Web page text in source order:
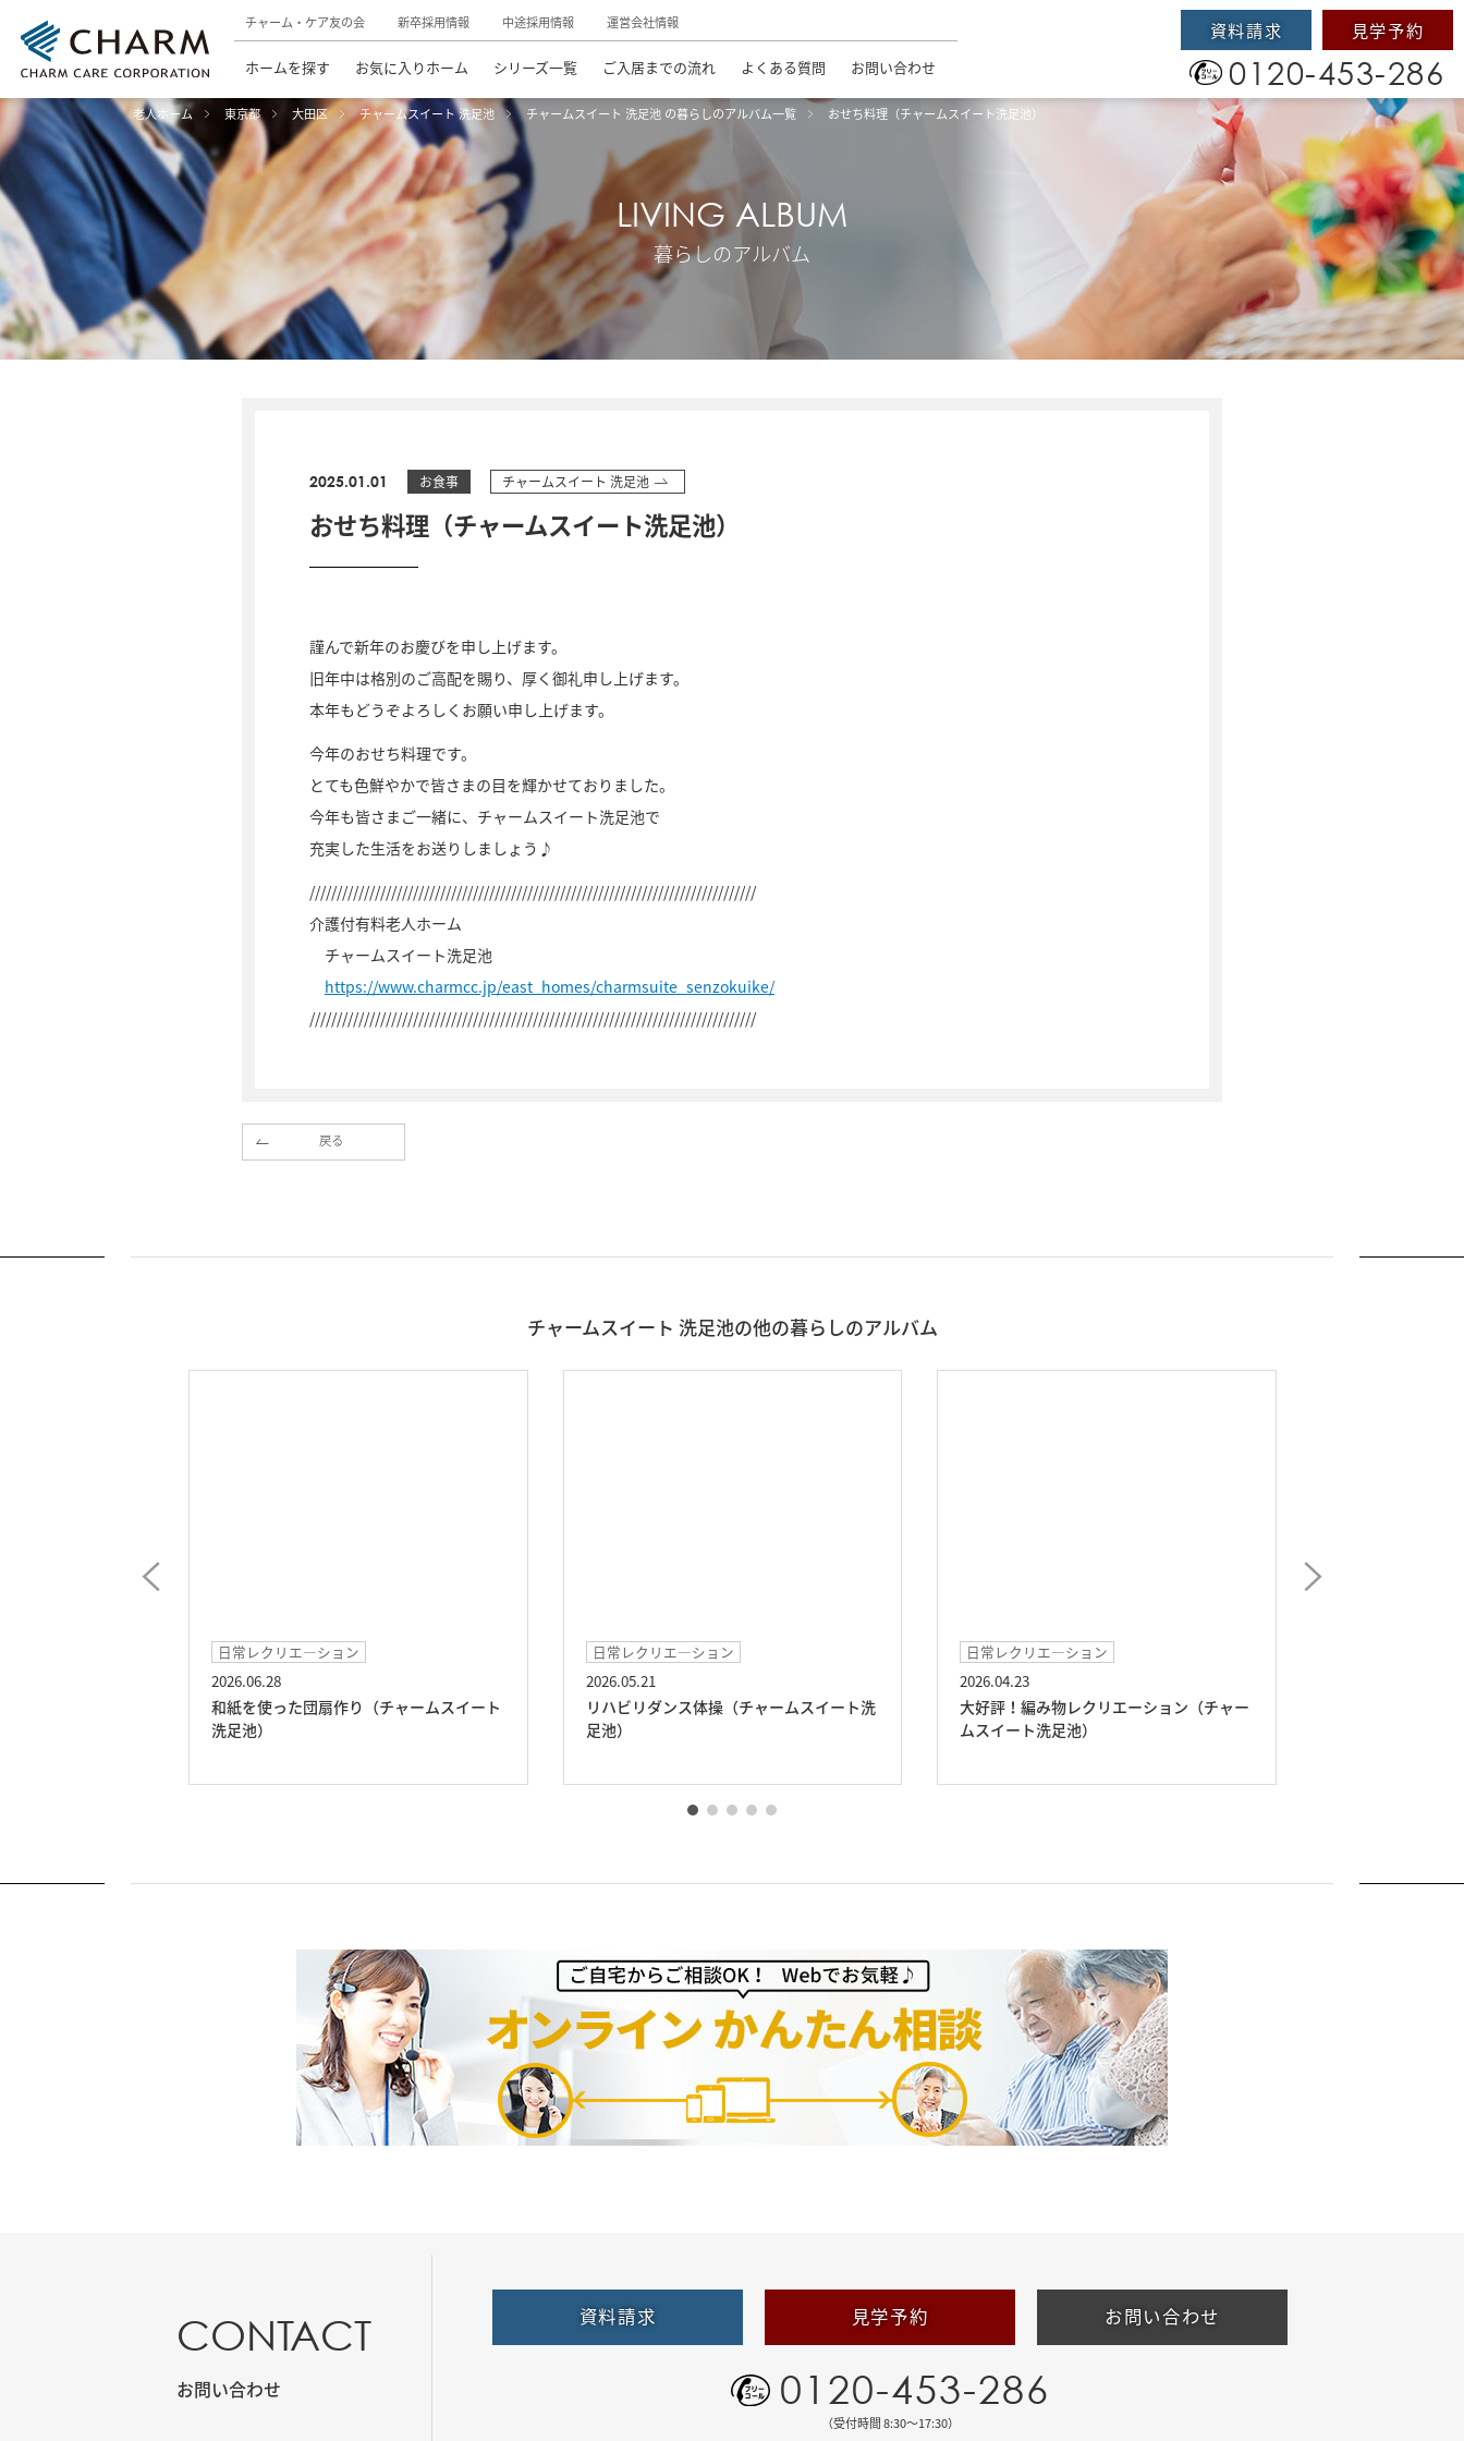
チャーム・ケア友の会 新卒採用情報 中途採用情報 運営会社情報
ホームを探す お気に入りホーム シリーズ一覧 ご入居までの流れ よくある質問 お問い合わせ
資料請求 見学予約
0120-453-286
老人ホーム 東京都 大田区 チャームスイート 洗足池 チャームスイート 洗足池 の暮らしのアルバム一覧 おせち料理（チャームスイート洗足池）
LIVING ALBUM
暮らしのアルバム
2025.01.01 お食事 チャームスイート 洗足池
おせち料理（チャームスイート洗足池）
謹んで新年のお慶びを申し上げます。
旧年中は格別のご高配を賜り、厚く御礼申し上げます。
本年もどうぞよろしくお願い申し上げます。
今年のおせち料理です。
とても色鮮やかで皆さまの目を輝かせておりました。
今年も皆さまご一緒に、チャームスイート洗足池で
充実した生活をお送りしましょう♪
//////////////////////////////////////////////////////////////////////////////////
介護付有料老人ホーム
チャームスイート洗足池
https://www.charmcc.jp/east_homes/charmsuite_senzokuike/
//////////////////////////////////////////////////////////////////////////////////
戻る
チャームスイート 洗足池の他の暮らしのアルバム
日常レクリエ―ション
2026.06.28
和紙を使った団扇作り（チャームスイート
洗足池）
日常レクリエ―ション
2026.05.21
リハビリダンス体操（チャームスイート洗
足池）
日常レクリエ―ション
2026.04.23
大好評！編み物レクリエーション（チャー
ムスイート洗足池）
CONTACT
お問い合わせ
資料請求 見学予約 お問い合わせ
0120-453-286
（受付時間 8:30〜17:30）